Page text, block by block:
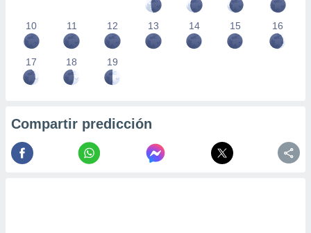
10 11 12 13 14 15 16
17 18 19
Compartir predicción